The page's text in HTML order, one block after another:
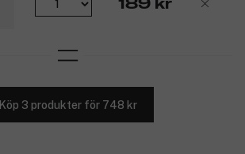
189 kr
Köp 3 produkter för 748 kr